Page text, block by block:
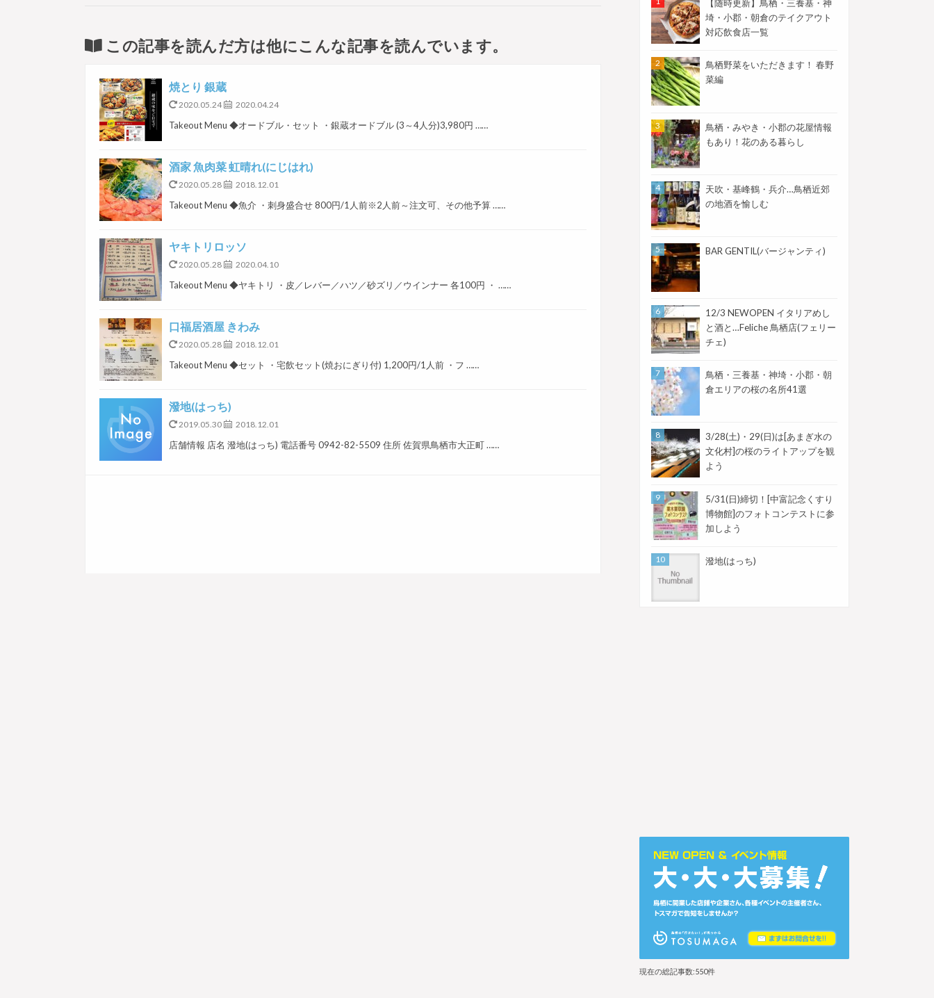
この記事を読んだ方は他にこんな記事を読んでいます。
焼とり 銀蔵
2020.05.24 2020.04.24
Takeout Menu ◆オードブル・セット ・銀蔵オードブル (3～4人分)3,980円 ……
酒家 魚肉菜 虹晴れ(にじはれ)
2020.05.28 2018.12.01
Takeout Menu ◆魚介 ・刺身盛合せ 800円/1人前※2人前～注文可、その他予算 ……
ヤキトリロッソ
2020.05.28 2020.04.10
Takeout Menu ◆ヤキトリ ・皮／レバー／ハツ／砂ズリ／ウインナー 各100円 ・ ……
口福居酒屋 きわみ
2020.05.28 2018.12.01
Takeout Menu ◆セット ・宅飲セット(焼おにぎり付) 1,200円/1人前 ・フ ……
潑地(はっち)
2019.05.30 2018.12.01
店舗情報 店名 潑地(はっち) 電話番号 0942-82-5509 住所 佐賀県鳥栖市大正町 ……
【随時更新】鳥栖・三養基・神
埼・小郡・朝倉のテイクアウト
対応飲食店一覧
鳥栖野菜をいただきます！ 春野
菜編
鳥栖・みやき・小郡の花屋情報
もあり！花のある暮らし
天吹・基峰鶴・兵介…鳥栖近郊
の地酒を愉しむ
BAR GENTIL(バージャンティ)
12/3 NEWOPEN イタリアめし
と酒と…Feliche 鳥栖店(フェリー
チェ)
鳥栖・三養基・神埼・小郡・朝
倉エリアの桜の名所41選
3/28(土)・29(日)は[あまぎ水の
文化村]の桜のライトアップを観
よう
5/31(日)締切！[中富記念くすり
博物館]のフォトコンテストに参
加しよう
潑地(はっち)
現在の総記事数:550件